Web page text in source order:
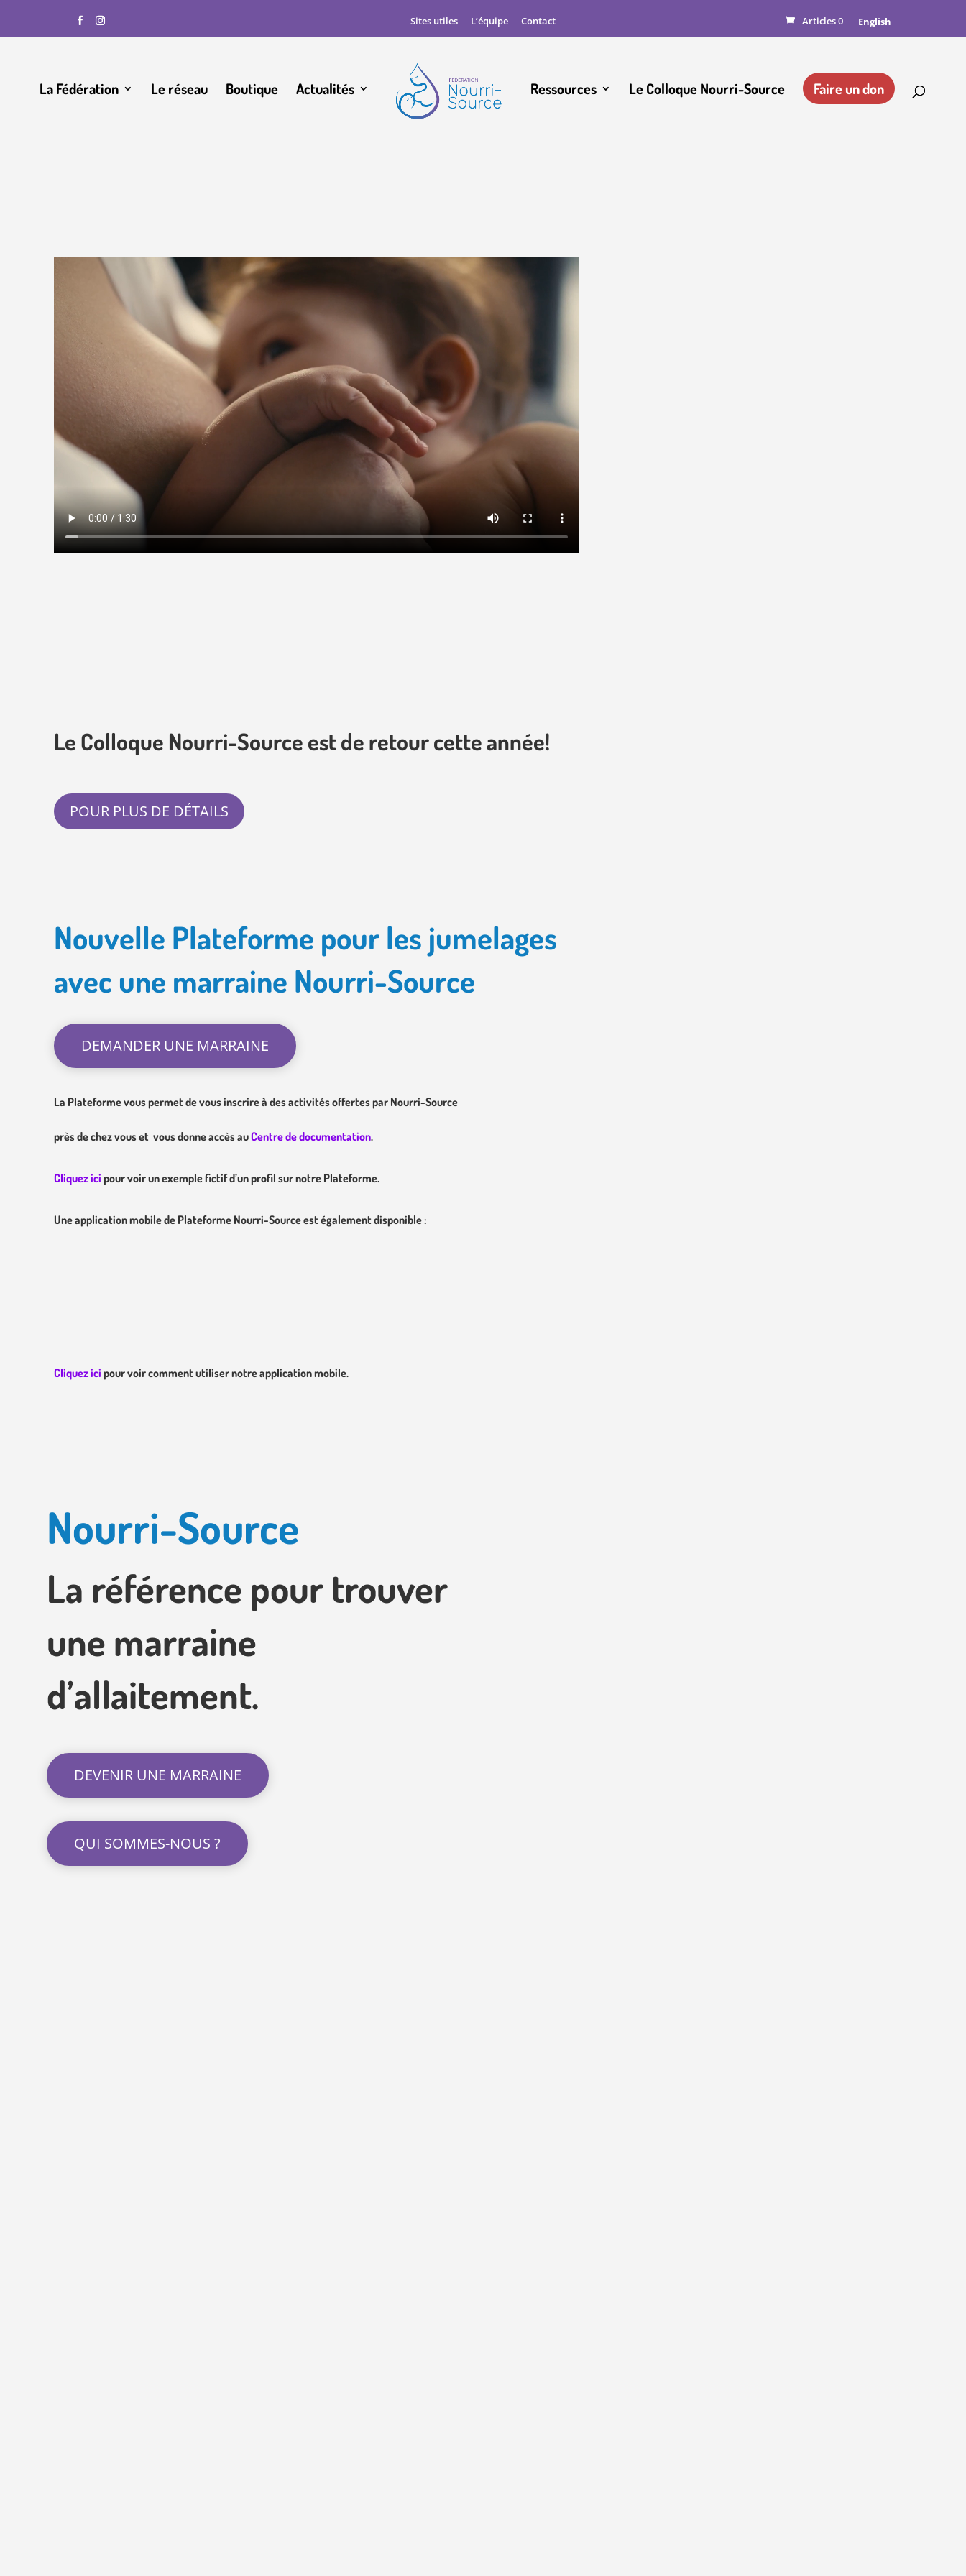
Sites utiles L’équipe Contact Articles 0 English
La Fédération Le réseau Boutique Actualités Ressources Le Colloque Nourri-Source Faire un don
Le Colloque Nourri-Source est de retour cette année!
POUR PLUS DE DÉTAILS
Nouvelle Plateforme pour les jumelages
avec une marraine Nourri-Source
DEMANDER UNE MARRAINE
La Plateforme vous permet de vous inscrire à des activités offertes par Nourri-Source
près de chez vous et vous donne accès auCentre de documentation.
Cliquez ici pour voir un exemple fictif d’un profil sur notre Plateforme.
Une application mobile de Plateforme Nourri-Source est également disponible :
Cliquez ici pour voir comment utiliser notre application mobile.
Nourri-Source
La référence pour trouver
une marraine
d’allaitement.
DEVENIR UNE MARRAINE
QUI SOMMES-NOUS ?